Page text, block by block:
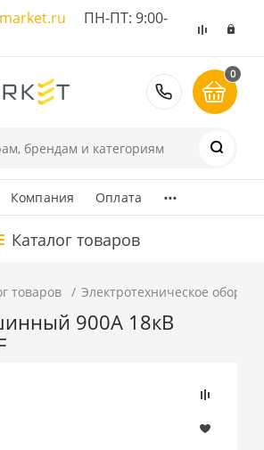
ПН-ПТ: 9:00-
8 (495)
0
Компания Оплата ...
Каталог товаров
товаров Электротехническое
900А 18кВ